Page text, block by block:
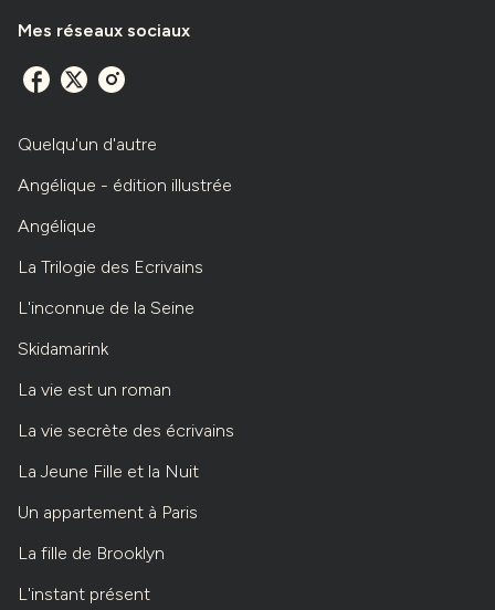
Mes réseaux sociaux
Quelqu'un d'autre
Angélique - édition illustrée
Angélique
La Trilogie des Ecrivains
L'inconnue de la Seine
Skidamarink
La vie est un roman
La vie secrète des écrivains
La Jeune Fille et la Nuit
Un appartement à Paris
La fille de Brooklyn
L'instant présent